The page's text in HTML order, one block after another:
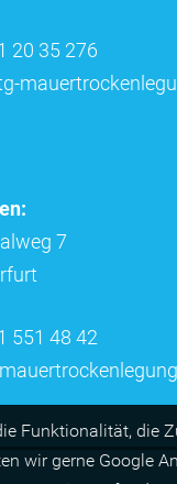
20 35 276
7
551 48 42
Funktio­na­lität, die
wir gerne Google